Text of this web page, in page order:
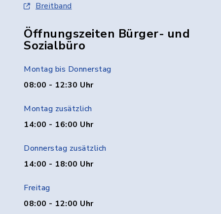
Breitband
Öffnungszeiten Bürger- und
Sozialbüro
Montag bis Donnerstag
08:00 - 12:30 Uhr
Montag zusätzlich
14:00 - 16:00 Uhr
Donnerstag zusätzlich
14:00 - 18:00 Uhr
Freitag
08:00 - 12:00 Uhr